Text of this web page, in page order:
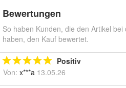
Bewertungen
So haben Kunden, die den Artikel
haben, den Kauf bewertet.
Positiv
Von: x***a 13.05.26